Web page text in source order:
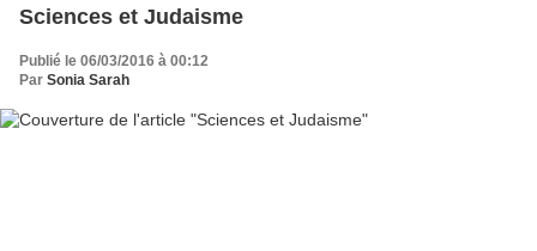
Sciences et Judaisme
Publié le 06/03/2016 à 00:12
Par Sonia Sarah